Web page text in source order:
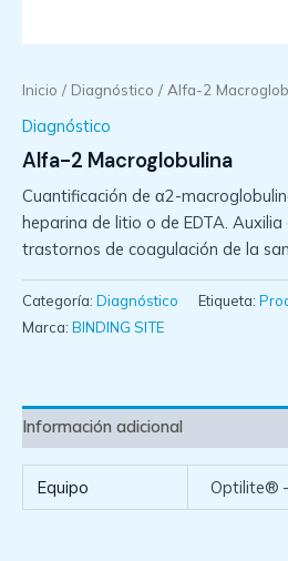
Inicio / Diagnóstico / Alfa-2
Diagnóstico
Alfa-2 Macroglobulina
Cuantificación de α2-
heparina de litio o de EDTA.
trastornos de coagulación de la
Categoría: Diagnóstico Etiqueta:
Marca: BINDING SITE
Información adicional
Equipo Optilite®